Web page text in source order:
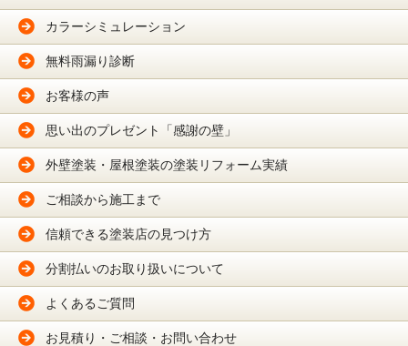
カラーシミュレーション
無料雨漏り診断
お客様の声
思い出のプレゼント「感謝の壁」
外壁塗装・屋根塗装の塗装リフォーム実績
ご相談から施工まで
信頼できる塗装店の見つけ方
分割払いのお取り扱いについて
よくあるご質問
お見積り・ご相談・お問い合わせ